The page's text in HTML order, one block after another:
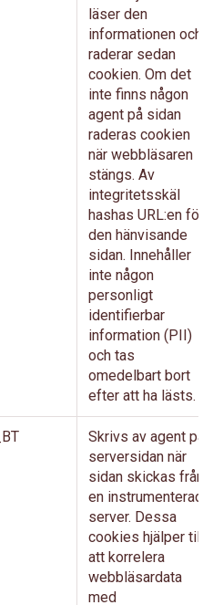
läser den
informationen och
raderar sedan
cookien. Om det
inte finns någon
agent på sidan
raderas cookien
när webbläsaren
stängs. Av
integritetsskäl
hashas URL:en för
den hänvisande
sidan. Innehåller
inte någon
personligt
identifierbar
information (PII)
och tas
omedelbart bort
efter att ha lästs.
Skrivs av agent på
serversidan när
sidan skickas från
en instrumenterad
server. Dessa
cookies hjälper till
att korrelera
webbläsardata
med